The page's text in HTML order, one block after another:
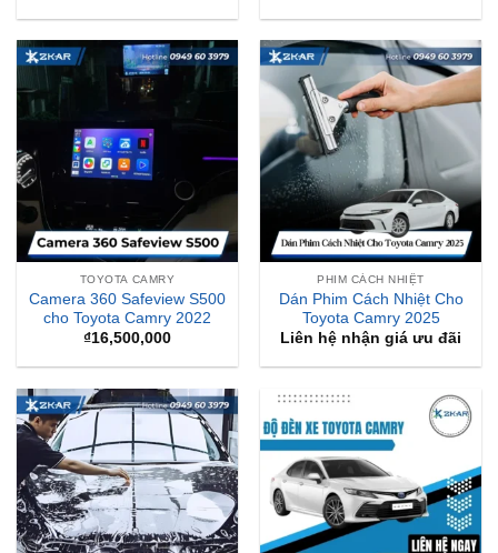
là:
tại
TOYOTA CAMRY
Camera 360 Safeview S500
cho Toyota Camry 2022
₫16,500,000
PHIM CÁCH NHIỆT
Dán Phim Cách Nhiệt Cho
Toyota Camry 2025
Liên hệ nhận giá ưu đãi